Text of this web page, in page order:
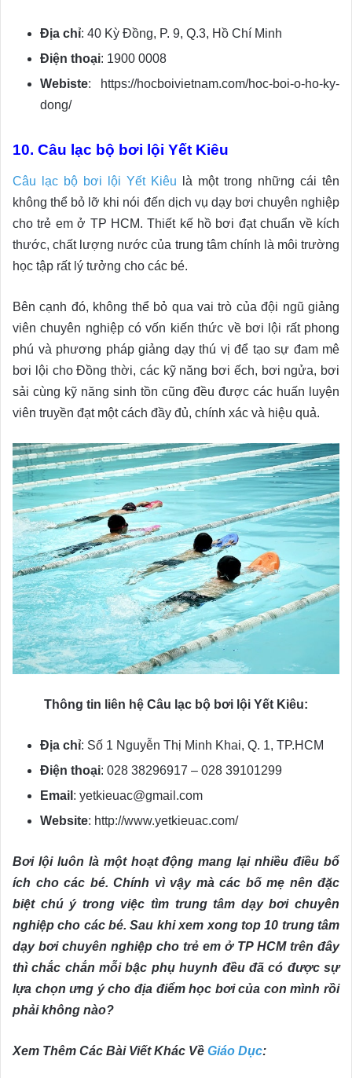
Địa chỉ: 40 Kỳ Đồng, P. 9, Q.3, Hồ Chí Minh
Điện thoại: 1900 0008
Webiste: https://hocboivietnam.com/hoc-boi-o-ho-ky-
dong/
10. Câu lạc bộ bơi lội Yết Kiêu
Câu lạc bộ bơi lội Yết Kiêu là một trong những cái tên
không thể bỏ lỡ khi nói đến dịch vụ dạy bơi chuyên nghiệp
cho trẻ em ở TP HCM. Thiết kế hồ bơi đạt chuẩn về kích
thước, chất lượng nước của trung tâm chính là môi trường
học tập rất lý tưởng cho các bé.
Bên cạnh đó, không thể bỏ qua vai trò của đội ngũ giảng
viên chuyên nghiệp có vốn kiến thức về bơi lội rất phong
phú và phương pháp giảng dạy thú vị để tạo sự đam mê
bơi lội cho Đồng thời, các kỹ năng bơi ếch, bơi ngửa, bơi
sải cùng kỹ năng sinh tồn cũng đều được các huấn luyện
viên truyền đạt một cách đầy đủ, chính xác và hiệu quả.
Thông tin liên hệ Câu lạc bộ bơi lội Yết Kiêu:
Địa chỉ: Số 1 Nguyễn Thị Minh Khai, Q. 1, TP.HCM
Điện thoại: 028 38296917 – 028 39101299
Email : yetkieuac@gmail.com
Website: http://www.yetkieuac.com/
Bơi lội luôn là một hoạt động mang lại nhiều điều bổ
ích cho các bé. Chính vì vậy mà các bố mẹ nên đặc
biệt chú ý trong việc tìm trung tâm dạy bơi chuyên
nghiệp cho các bé. Sau khi xem xong top 10 trung tâm
dạy bơi chuyên nghiệp cho trẻ em ở TP HCM trên đây
thì chắc chắn mỗi bậc phụ huynh đều đã có được sự
lựa chọn ưng ý cho địa điểm học bơi của con mình rồi
phải không nào?
Xem Thêm Các Bài Viết Khác Về Giáo Dục: